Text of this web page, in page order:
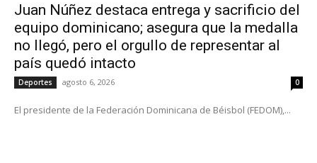
Juan Núñez destaca entrega y sacrificio del
equipo dominicano; asegura que la medalla
no llegó, pero el orgullo de representar al
país quedó intacto
Deportes agosto 6, 2026 0
El presidente de la Federación Dominicana de Béisbol (FEDOM),...